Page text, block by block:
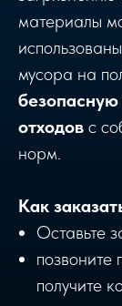
материалы
мусора на
отходов с
норм.
Как
Оставьте
позвоните
получите